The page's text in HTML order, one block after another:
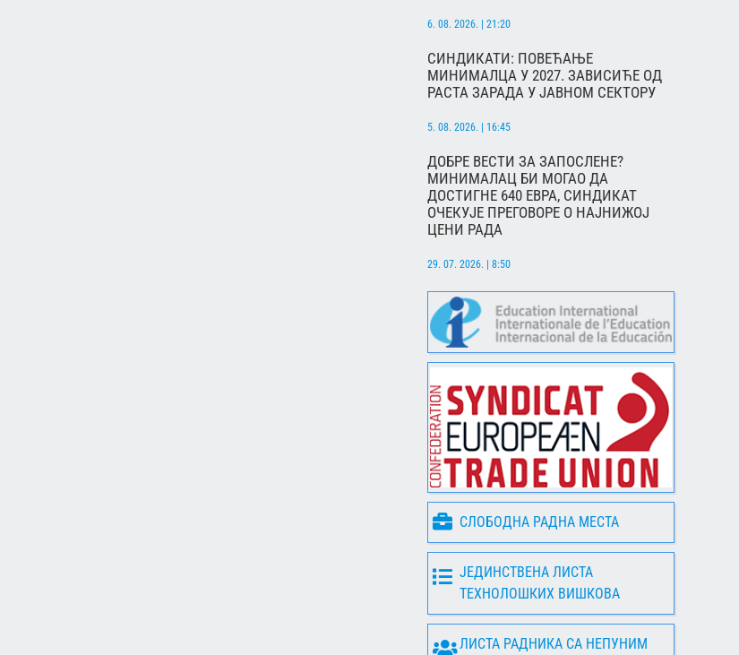
6. 08. 2026. | 21:20
СИНДИКАТИ: ПОВЕЋАЊЕ
МИНИМАЛЦА У 2027. ЗАВИСИЋЕ ОД
РАСТА ЗАРАДА У ЈАВНОМ СЕКТОРУ
5. 08. 2026. | 16:45
ДОБРЕ ВЕСТИ ЗА ЗАПОСЛЕНЕ?
МИНИМАЛАЦ БИ МОГАО ДА
ДОСТИГНЕ 640 ЕВРА, СИНДИКАТ
ОЧЕКУЈЕ ПРЕГОВОРЕ О НАЈНИЖОЈ
ЦЕНИ РАДА
29. 07. 2026. | 8:50
СЛОБОДНА РАДНА МЕСТА
ЈЕДИНСТВЕНА ЛИСТА
ТЕХНОЛОШКИХ ВИШКОВА
ЛИСТА РАДНИКА СА НЕПУНИМ